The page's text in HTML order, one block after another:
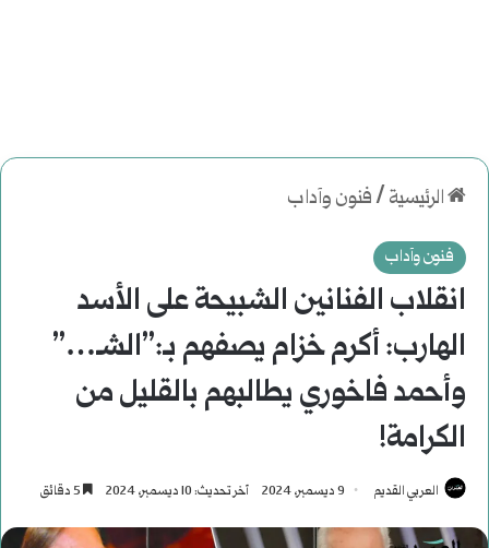
الرئيسية /فنون وآداب
فنون وآداب
انقلاب الفنانين الشبيحة على الأسد
الهارب: أكرم خزام يصفهم بـ:”الشـ…”
وأحمد فاخوري يطالبهم بالقليل من
الكرامة!
العربي القديم 9 ديسمبر، 2024 آخر تحديث: 10 ديسمبر، 2024